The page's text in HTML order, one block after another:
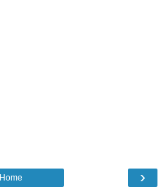
›
Home